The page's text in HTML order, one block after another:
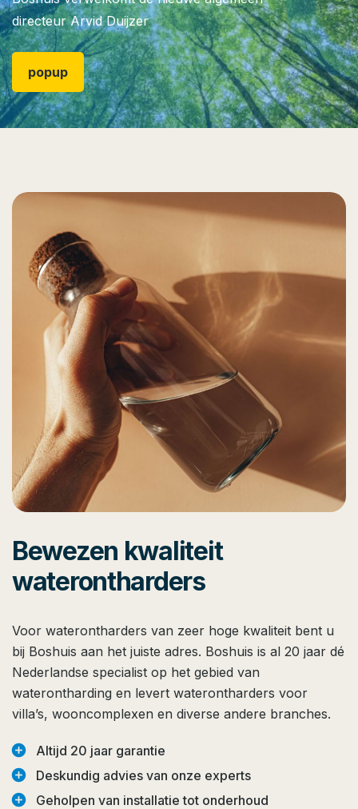
directeur Arvid Duijzer
popup
Bewezen kwaliteit
waterontharders
Voor waterontharders van zeer hoge kwaliteit bent u
bij Boshuis aan het juiste adres. Boshuis is al 20 jaar dé
Nederlandse specialist op het gebied van
waterontharding en levert waterontharders voor
villa’s, wooncomplexen en diverse andere branches.
add_circle Altijd 20 jaar garantie
add_circle Deskundig advies van onze experts
add_circle Geholpen van installatie tot onderhoud